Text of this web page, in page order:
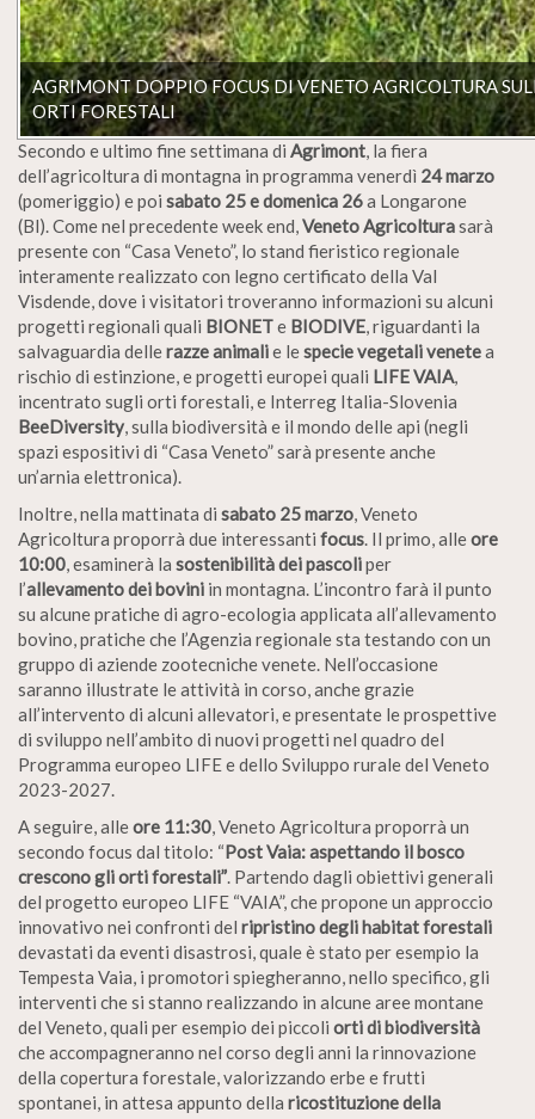
AGRIMONT DOPPIO FOCUS DI VENETO AGRICOLTURA
ORTI FORESTALI
Secondo e ultimo fine settimana di Agrimont, la fiera
dell’agricoltura di montagna in programma venerdì 24 marzo
(pomeriggio) e poi sabato 25 e domenica 26a Longarone
(Bl). Come nel precedente week end,Veneto Agricolturasarà
presente con “Casa Veneto”, lo stand fieristico regionale
interamente realizzato con legno certificato della Val
Visdende, dove i visitatori troveranno informazioni su alcuni
progetti regionali quali BIONETe BIODIVE, riguardanti la
salvaguardia dellerazze animalie lespecie vegetalivenetea
rischio di estinzione, e progetti europei quali LIFE VAIA,
incentrato sugli orti forestali, e Interreg Italia-Slovenia
BeeDiversity, sulla biodiversità e il mondo delle api (negli
spazi espositivi di “Casa Veneto” sarà presente anche
un’arnia elettronica).
Inoltre, nella mattinata di sabato 25 marzo, Veneto
Agricoltura proporrà due interessanti focus. Il primo, alleore
10:00, esaminerà la sostenibilità dei pascoliper
l’allevamento dei bovini in montagna. L’incontro farà il punto
su alcune pratiche di agro-ecologia applicata all’allevamento
bovino, pratiche che l’Agenzia regionale sta testando con un
gruppo di aziende zootecniche venete. Nell’occasione
saranno illustrate le attività in corso, anche grazie
all’intervento di alcuni allevatori, e presentate le prospettive
di sviluppo nell’ambito di nuovi progetti nel quadro del
Programma europeo LIFE e dello Sviluppo rurale del Veneto
2023-2027.
A seguire, alleore 11:30, Veneto Agricoltura proporrà un
secondo focus dal titolo: “Post Vaia: aspettando il bosco
crescono gli orti forestali”. Partendo dagli obiettivi generali
del progetto europeo LIFE “VAIA”, che propone un approccio
innovativo nei confronti del ripristino degli habitat forestali
devastati da eventi disastrosi, quale è stato per esempio la
Tempesta Vaia, i promotori spiegheranno, nello specifico, gli
interventi che si stanno realizzando in alcune aree montane
del Veneto, quali per esempio dei piccoli orti di biodiversità
che accompagneranno nel corso degli anni la rinnovazione
della copertura forestale, valorizzando erbe e frutti
spontanei, in attesa appunto della ricostituzione della